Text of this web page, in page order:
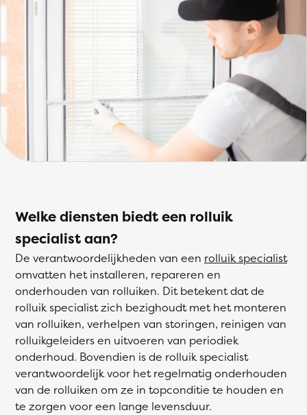
Welke diensten biedt een rolluik
specialist aan?
De verantwoordelijkheden van een rolluik specialist
omvatten het installeren, repareren en
onderhouden van rolluiken. Dit betekent dat de
rolluik specialist zich bezighoudt met het monteren
van rolluiken, verhelpen van storingen, reinigen van
rolluikgeleiders en uitvoeren van periodiek
onderhoud. Bovendien is de rolluik specialist
verantwoordelijk voor het regelmatig onderhouden
van de rolluiken om ze in topconditie te houden en
te zorgen voor een lange levensduur.